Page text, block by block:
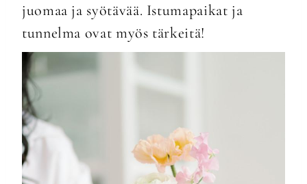
juomaa ja syötävää. Istumapaikat ja
tunnelma ovat myös tärkeitä!